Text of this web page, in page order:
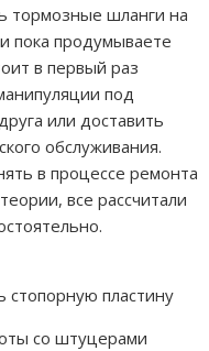
тормозные шланги на
пока продумываете
в первый раз
под
или доставить
обслуживания.
в процессе ремонта
все рассчитали
пластину
со штуцерами